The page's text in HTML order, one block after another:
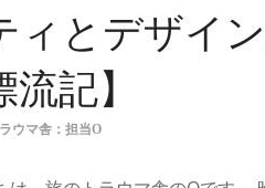
ィとデザイ
流記】
ウマ舎：担当O